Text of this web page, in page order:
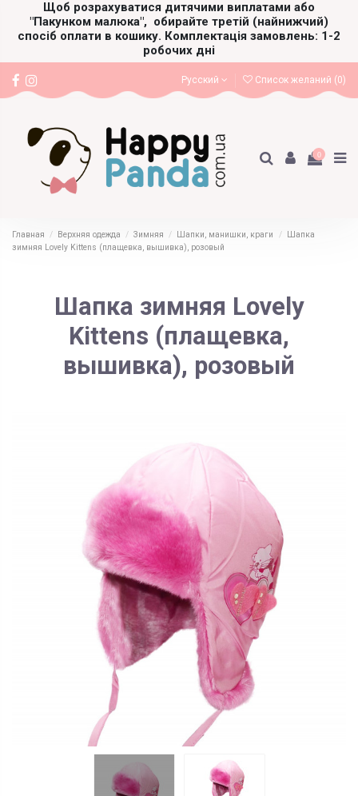
Щоб розрахуватися дитячими виплатами або
"Пакунком малюка", обирайте третій (найнижчий)
спосіб оплати в кошику. Комплектація замовлень: 1-2
робочих дні
Русский Список желаний (0)
0
Главная Верхняя одежда Зимняя Шапки, манишки, краги
Шапка
зимняя Lovely Kittens (плащевка, вышивка), розовый
Шапка зимняя Lovely
Kittens (плащевка,
вышивка), розовый